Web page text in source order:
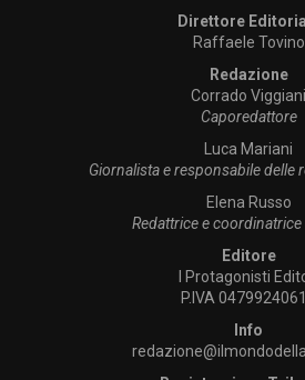
Direttore
Raffaele Tovino
Redazione
Corrado Viggiani
Caporedattore
Luca Mariani
Giornalista e responsabile delle
Elena Russo
Redattrice e
Editore
I Protagonisti
P.IVA
Info